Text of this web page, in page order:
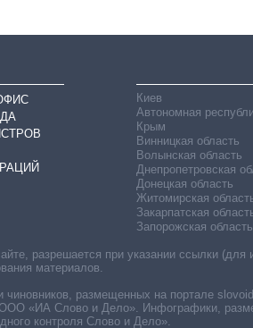
Киев
Автономная
Крым
Винницкая область
Волынская область
Днепропетровская
Донецкая область
Житомирская
Закарпатская
Запорожская область
разрешается при указании ссылки
материалов.
размещенных на портале
«ИА Слово и Дело». Инфографики,
контроля Слово и Дело».